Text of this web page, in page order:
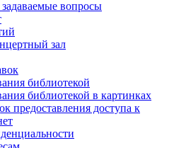
вопросы
зал
библиотекой
библиотекой в картинках
предоставления доступа к